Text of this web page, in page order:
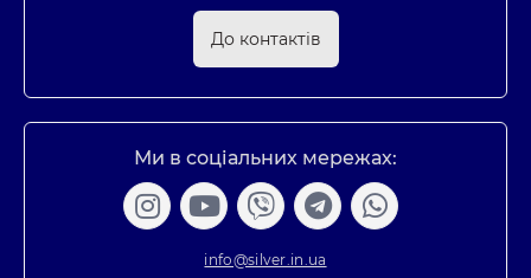
До контактів
Ми в соціальних мережах:
info@silver.in.ua